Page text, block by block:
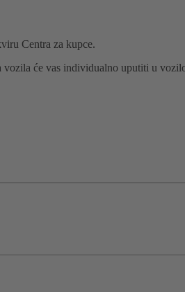
Centra za kupce.
vozila će vas individualno uputiti u